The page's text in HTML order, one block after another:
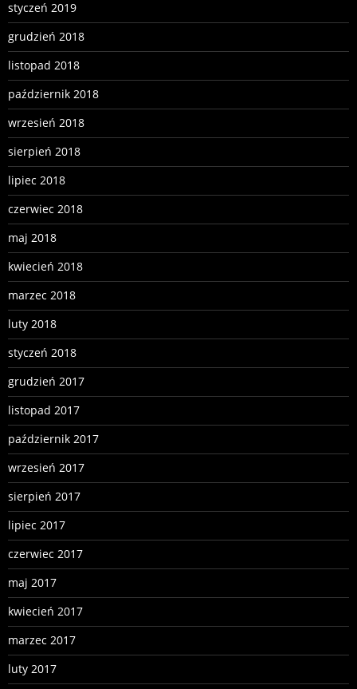
styczeń 2019
grudzień 2018
listopad 2018
październik 2018
wrzesień 2018
sierpień 2018
lipiec 2018
czerwiec 2018
maj 2018
kwiecień 2018
marzec 2018
luty 2018
styczeń 2018
grudzień 2017
listopad 2017
październik 2017
wrzesień 2017
sierpień 2017
lipiec 2017
czerwiec 2017
maj 2017
kwiecień 2017
marzec 2017
luty 2017